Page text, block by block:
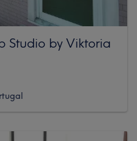
Studio by Viktoria